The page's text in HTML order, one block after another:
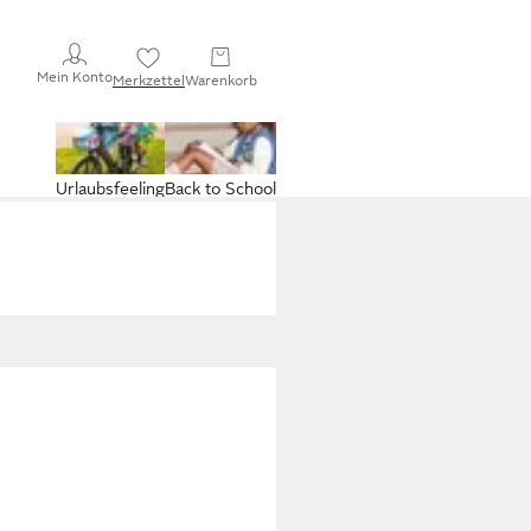
Mein KontoMerkzettelWarenkorb
Back to School
Urlaubsfeeling